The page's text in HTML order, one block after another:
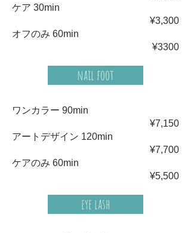
ケア 30min
¥3,300
オフのみ 60min
¥3300
nail foot
ワンカラー 90min
¥7,150
アートデザイン 120min
¥7,700
ケアのみ 60min
¥5,500
eye lash